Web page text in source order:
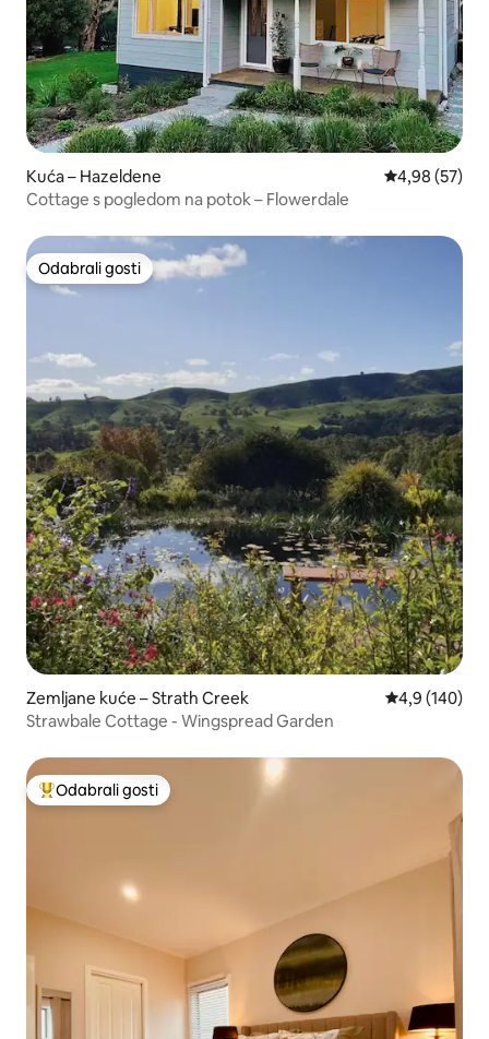
Kuća – Hazeldene Prosječna
4,98 (57)
Cottage s pogledom na potok – Flowerdale
Odabrali gosti
Odabrali gosti
Zemljane kuće – Strath Creek Prosječna
4,9 (140)
Strawbale Cottage - Wingspread Garden
Među najviše rangiranima s oznakom „Odabrali gosti”
Odabrali gosti